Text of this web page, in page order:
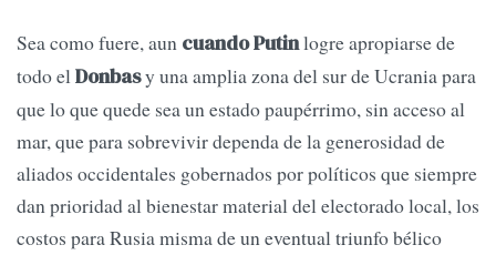
Sea como fuere, aun cuando Putinlogre apropiarse de
todo elDonbasy una amplia zona del sur de Ucrania para
que lo que quede sea un estado paupérrimo, sin acceso al
mar, que para sobrevivir dependa de la generosidad de
aliados occidentales gobernados por políticos que siempre
dan prioridad al bienestar material del electorado local, los
costos para Rusia misma de un eventual triunfo bélico